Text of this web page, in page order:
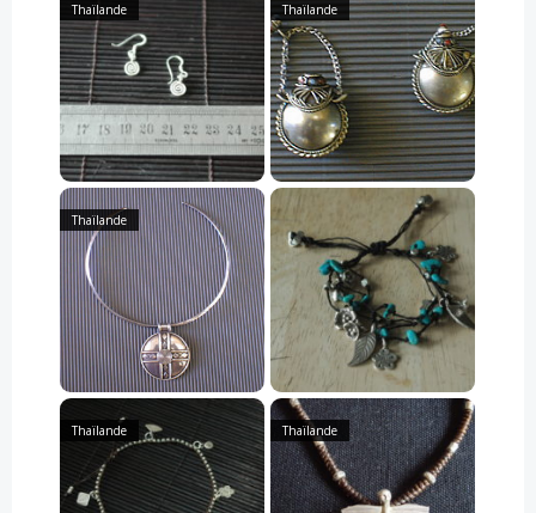
Thaïlande Thaïlande
Thaïlande
Thaïlande Thaïlande